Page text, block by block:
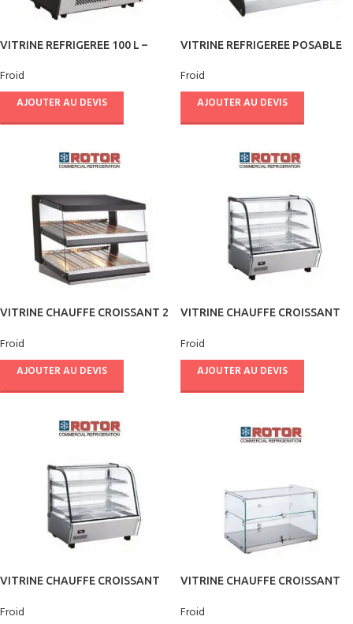
VITRINE REFRIGEREE 100 L –
Froid
AJOUTER AU DEVIS
VITRINE REFRIGEREE POSABLE
Froid
AJOUTER AU DEVIS
VITRINE CHAUFFE CROISSANT 2
Froid
AJOUTER AU DEVIS
VITRINE CHAUFFE CROISSANT
Froid
AJOUTER AU DEVIS
VITRINE CHAUFFE CROISSANT
Froid
VITRINE CHAUFFE CROISSANT
Froid